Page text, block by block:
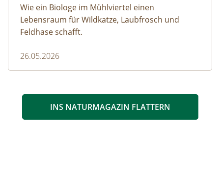
Wie ein Biologe im Mühlviertel einen
Lebensraum für Wildkatze, Laubfrosch und
Feldhase schafft.
26.05.2026
INS NATURMAGAZIN FLATTERN